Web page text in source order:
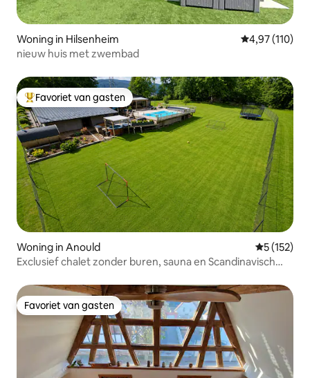
Woning in Hilsenheim Gemiddelde
4,97 (110)
nieuw huis met zwembad
Topfavoriet van gasten
Favoriet van gasten
Woning in Anould
5 (152)
Exclusief chalet zonder buren, sauna en Scandinavisch
Favoriet van gasten
Favoriet van gasten